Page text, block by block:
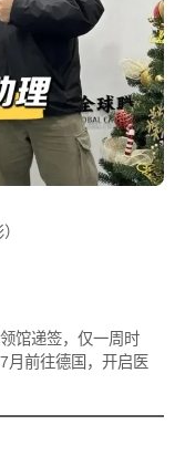
馆递签，仅一周时
月前往德国，开启医